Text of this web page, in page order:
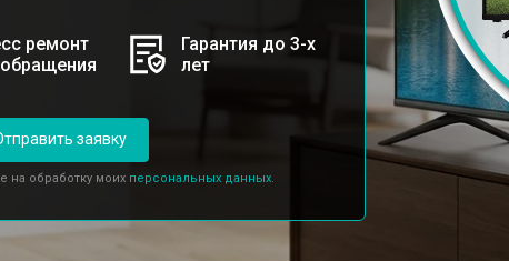
ремонт
Гарантия до 3-х
лет
заявку
на обработку моих персональных данных.